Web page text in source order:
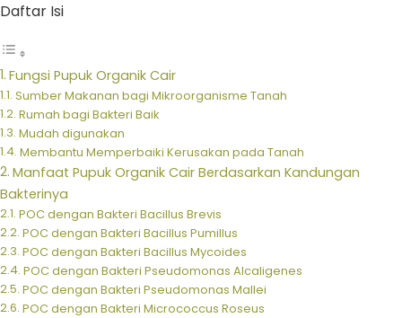
Daftar Isi
Fungsi Pupuk Organik Cair
Sumber Makanan bagi Mikroorganisme Tanah
Rumah bagi Bakteri Baik
Mudah digunakan
Membantu Memperbaiki Kerusakan pada Tanah
Manfaat Pupuk Organik Cair Berdasarkan Kandungan
Bakterinya
POC dengan Bakteri Bacillus Brevis
POC dengan Bakteri Bacillus Pumillus
POC dengan Bakteri Bacillus Mycoides
POC dengan Bakteri Pseudomonas Alcaligenes
POC dengan Bakteri Pseudomonas Mallei
POC dengan Bakteri Micrococcus Roseus